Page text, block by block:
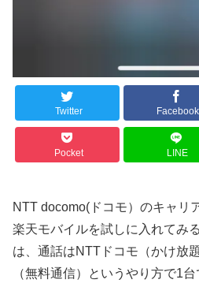
Twitter Facebook
Pocket LINE
NTT docomo(ドコモ）のキャリ
楽天モバイルを試しに入れてみ
は、通話はNTTドコモ（かけ放
（無料通信）というやり方で1